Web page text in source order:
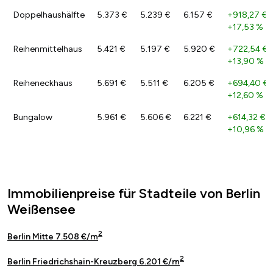
Doppelhaushälfte 5.373 € 5.239 € 6.157 € +918,27 €
+17,53 %
Reihenmittelhaus 5.421 € 5.197 € 5.920 € +722,54 €
+13,90 %
Reiheneckhaus 5.691 € 5.511 € 6.205 € +694,40 €
+12,60 %
Bungalow 5.961 € 5.606 € 6.221 € +614,32 €
+10,96 %
Immobilienpreise für Stadteile von Berlin
Weißensee
Berlin Mitte 7.508 €/m2
Berlin Friedrichshain-Kreuzberg 6.201 €/m2